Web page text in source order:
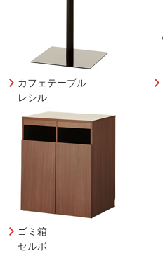
カフェテーブル
レシル
ゴミ箱
セルボ